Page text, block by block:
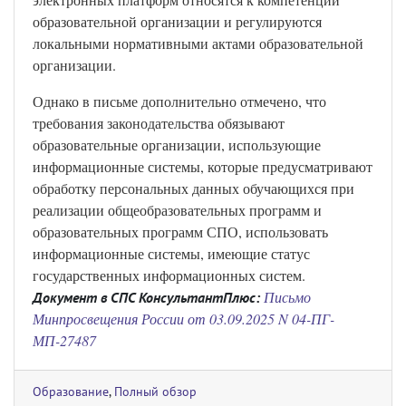
образовательной организации и регулируются
локальными нормативными актами образовательной
организации.
Однако в письме дополнительно отмечено, что
требования законодательства обязывают
образовательные организации, использующие
информационные системы, которые предусматривают
обработку персональных данных обучающихся при
реализации общеобразовательных программ и
образовательных программ СПО, использовать
информационные системы, имеющие статус
государственных информационных систем.
Документ в СПС КонсультантПлюс: Письмо
Минпросвещения России от 03.09.2025 N 04-ПГ-
МП-27487
Образование, Полный обзор